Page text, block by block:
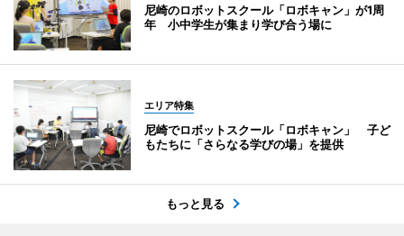
尼崎のロボットスクール「ロボキャン」が1周
年 小中学生が集まり学び合う場に
エリア特集
尼崎でロボットスクール「ロボキャン」 子ど
もたちに「さらなる学びの場」を提供
もっと見る